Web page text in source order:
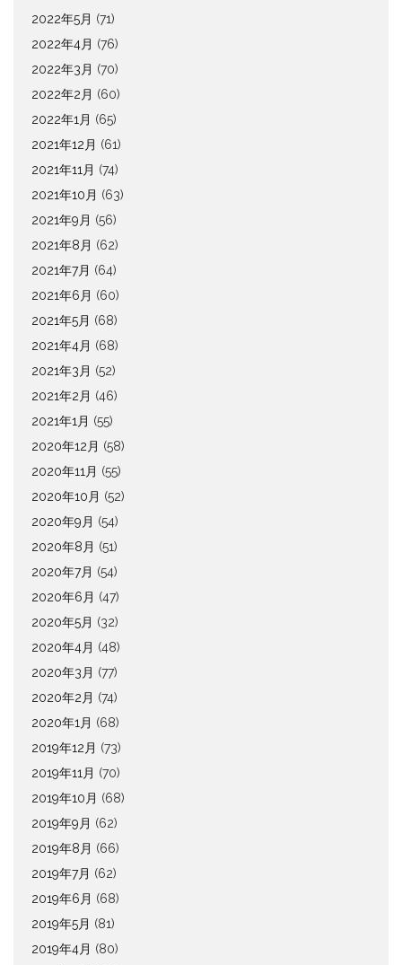
2022年5月 (71)
2022年4月 (76)
2022年3月 (70)
2022年2月 (60)
2022年1月 (65)
2021年12月 (61)
2021年11月 (74)
2021年10月 (63)
2021年9月 (56)
2021年8月 (62)
2021年7月 (64)
2021年6月 (60)
2021年5月 (68)
2021年4月 (68)
2021年3月 (52)
2021年2月 (46)
2021年1月 (55)
2020年12月 (58)
2020年11月 (55)
2020年10月 (52)
2020年9月 (54)
2020年8月 (51)
2020年7月 (54)
2020年6月 (47)
2020年5月 (32)
2020年4月 (48)
2020年3月 (77)
2020年2月 (74)
2020年1月 (68)
2019年12月 (73)
2019年11月 (70)
2019年10月 (68)
2019年9月 (62)
2019年8月 (66)
2019年7月 (62)
2019年6月 (68)
2019年5月 (81)
2019年4月 (80)